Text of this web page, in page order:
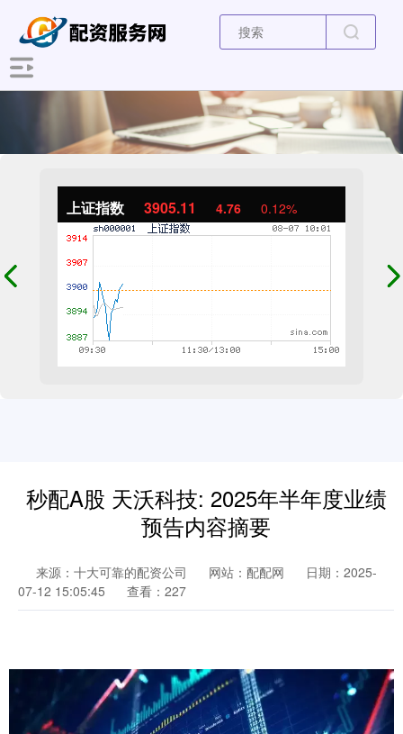
上证指数 3905.11 4.76 0.12%
秒配A股 天沃科技: 2025年半年度业绩
预告内容摘要
来源：十大可靠的配资公司 网站：配配网
日期：2025-
07-12 15:05:45
查看：227